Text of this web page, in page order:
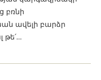
բռնի
ավելի բարձր
թե՛…